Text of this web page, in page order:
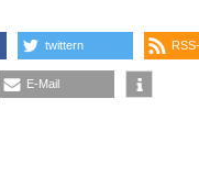
twittern
E-Mail